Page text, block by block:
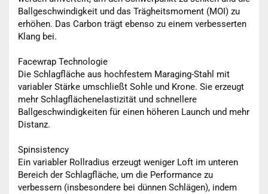
Ballgeschwindigkeit und das Trägheitsmoment (MOI) zu
erhöhen. Das Carbon trägt ebenso zu einem verbesserten
Klang bei.
Facewrap Technologie
Die Schlagfläche aus hochfestem Maraging-Stahl mit
variabler Stärke umschließt Sohle und Krone. Sie erzeugt
mehr Schlagflächenelastizität und schnellere
Ballgeschwindigkeiten für einen höheren Launch und mehr
Distanz.
Spinsistency
Ein variabler Rollradius erzeugt weniger Loft im unteren
Bereich der Schlagfläche, um die Performance zu
verbessern (insbesondere bei dünnen Schlägen), indem